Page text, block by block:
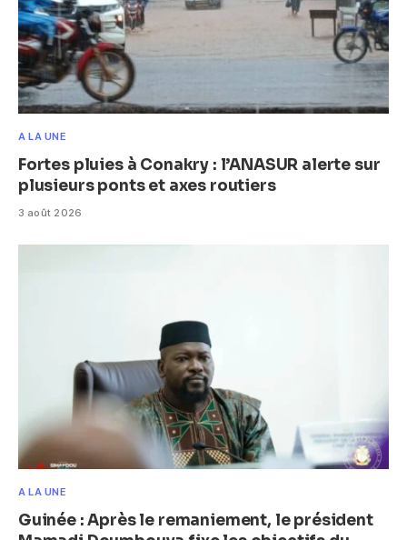
A LA UNE
Fortes pluies à Conakry : l’ANASUR alerte sur
plusieurs ponts et axes routiers
3 août 2026
A LA UNE
Guinée : Après le remaniement, le président